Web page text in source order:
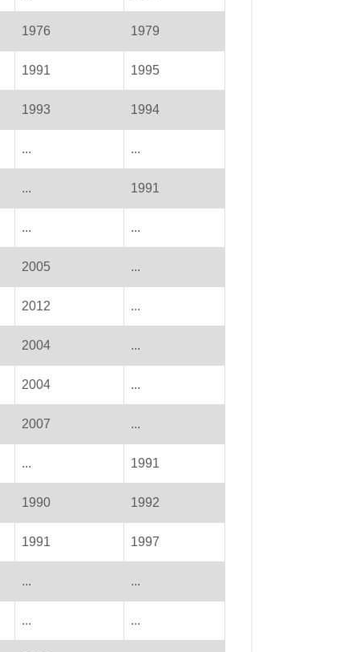
1976 1979
1991 1995
1993 1994
... ...
... 1991
... ...
2005 ...
2012 ...
2004 ...
2004 ...
2007 ...
... 1991
1990 1992
1991 1997
... ...
... ...